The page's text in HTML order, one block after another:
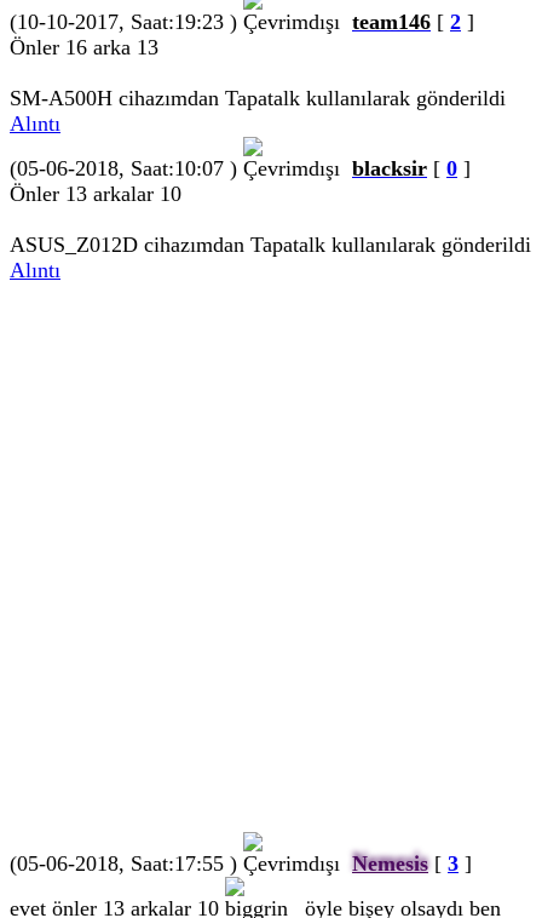
(10-10-2017, Saat:19:23 )
team146 [ 2 ]
Önler 16 arka 13
SM-A500H cihazımdan Tapatalk kullanılarak gönderildi
Alıntı
(05-06-2018, Saat:10:07 )
blacksir [ 0 ]
Önler 13 arkalar 10
ASUS_Z012D cihazımdan Tapatalk kullanılarak gönderildi
Alıntı
(05-06-2018, Saat:17:55 ) Nemesis [ 3 ]
evet önler 13 arkalar 10
öyle bişey olsaydı ben